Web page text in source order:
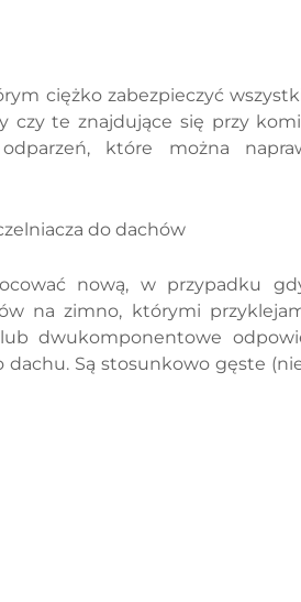
ciężko zabezpieczyć
czy te znajdujące się przy
które można
do dachów
nową, w przypadku
na zimno, którymi
dwukomponentowe
Są stosunkowo gęste